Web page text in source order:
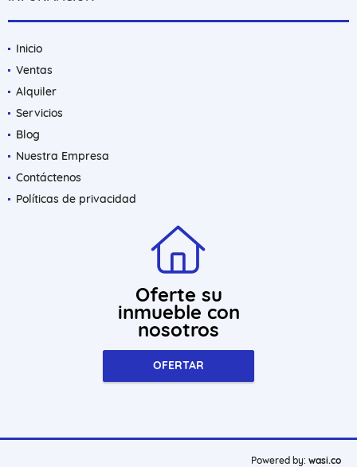
Inicio
Ventas
Alquiler
Servicios
Blog
Nuestra Empresa
Contáctenos
Políticas de privacidad
Oferte su
inmueble con
nosotros
OFERTAR
Powered by: wasi.co